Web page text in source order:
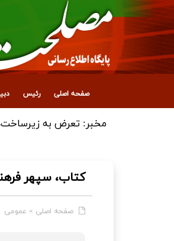
صفحه اصلی رئیس
انتصاب معاون جدید
کتاب، سپهر
صفحه اصلی » عمومی